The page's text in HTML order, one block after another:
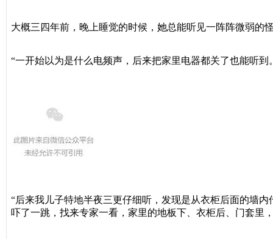
大概三四年前，晚上睡觉的时候，她总能听见一阵阵微弱的
“一开始以为是什么电频声，后来把家里电器都关了也能听到
“后来我儿子特地半夜三更仔细听，发现是从衣柜后面的墙
吓了一跳，找来专家一看，家里的地板下、衣柜后、门套里